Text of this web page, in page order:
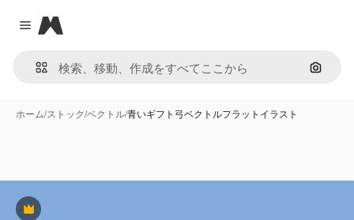
Close menu
Magnific
画像で
ホーム/ストック/ベクトル/青いギフト弓ベクトルフラットイラスト
Premium